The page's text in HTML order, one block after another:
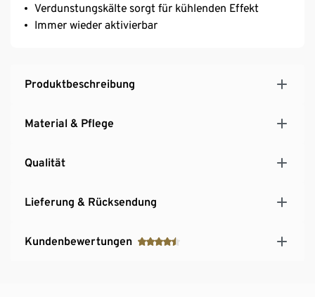
Verdunstungskälte sorgt für kühlenden Effekt
Immer wieder aktivierbar
Produktbeschreibung
Material & Pflege
Qualität
Lieferung & Rücksendung
Kundenbewertungen